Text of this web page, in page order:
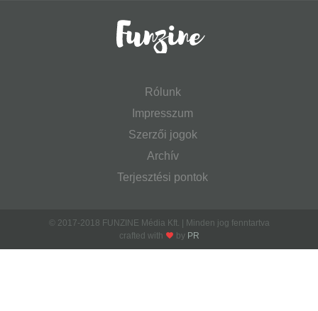
Rólunk
Impresszum
Szerzői jogok
Archív
Terjesztési pontok
© 2017-2018 FUNZINE Média Kft. | Minden jog fenntartva
crafted with
by PR